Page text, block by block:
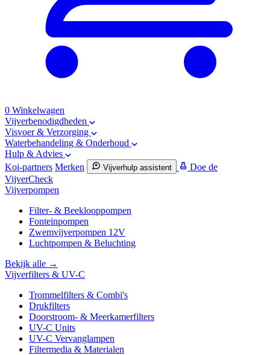
0 Winkelwagen
Vijverbenodigdheden
Visvoer & Verzorging
Waterbehandeling & Onderhoud
Hulp & Advies
Koi-partners Merken Vijverhulp assistent
Doe de
VijverCheck
Vijverpompen
Filter- & Beeklooppompen
Fonteinpompen
Zwemvijverpompen 12V
Luchtpompen & Beluchting
Bekijk alle →
Vijverfilters & UV-C
Trommelfilters & Combi's
Drukfilters
Doorstroom- & Meerkamerfilters
UV-C Units
UV-C Vervanglampen
Filtermedia & Materialen